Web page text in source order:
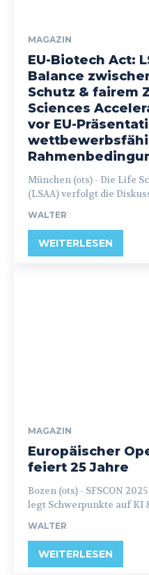
MAGAZIN
EU-Biotech Act:
Balance
Schutz & fairem
Sciences
vor EU-
München (ots) - Die Life Sciences Acceleration Alliance
(LSAA) verfolgt die
WALTER
WEITERLESEN
MAGAZIN
Europäischer
feiert 25 Jahre
Bozen (ots) - SFSCON 2025 im NOI Techpark in Bozen
legt Schwerpunkte auf KI
WALTER
WEITERLESEN